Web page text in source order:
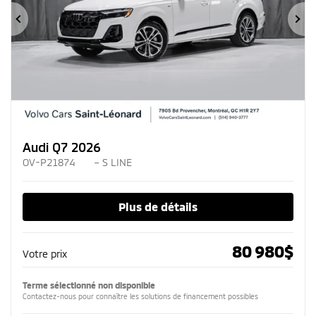
Précédent
Audi Q7 2026
OV-P21874 – S LINE
Plus de détails
Votre prix 80 980$
Terme sélectionné non disponible
Contactez-nous pour connaître les solutions de financement possibles